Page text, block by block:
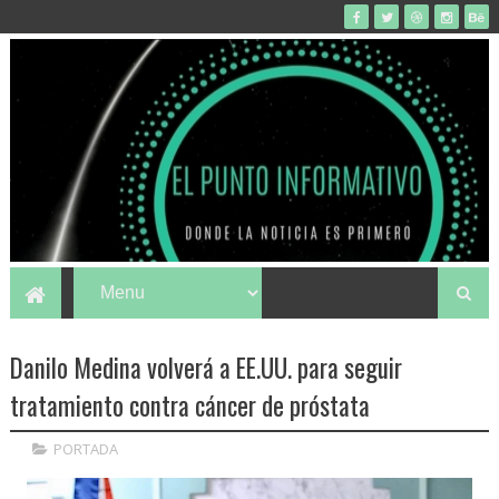
Danilo Medina volverá a EE.UU. para seguir
tratamiento contra cáncer de próstata
PORTADA